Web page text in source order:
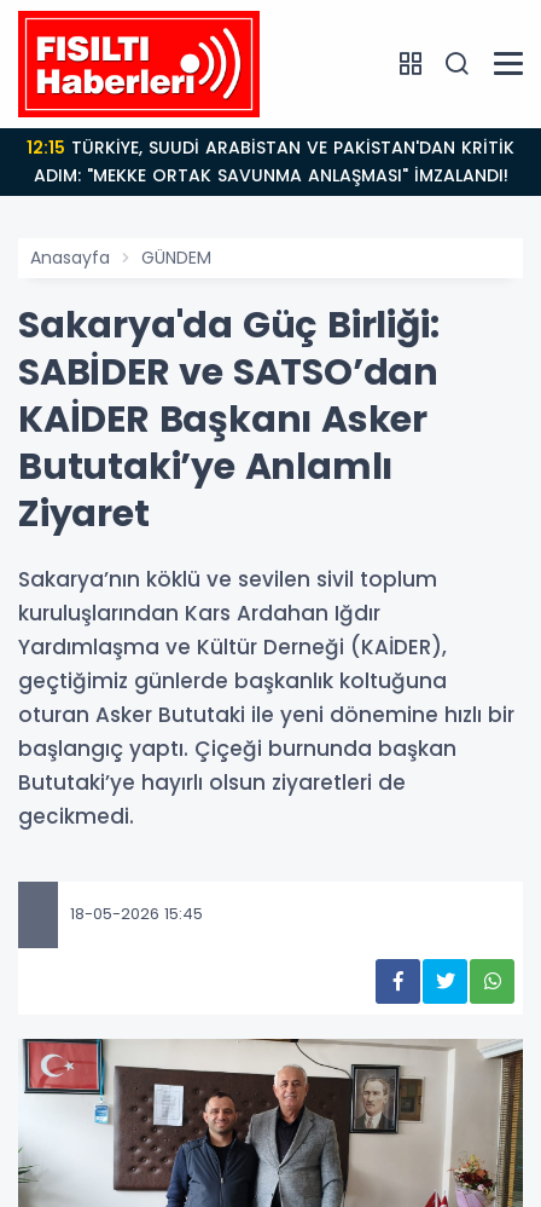
12:15
ADIM: "MEKKE ORTAK SAVUNMA ANLAŞMASI" İMZALANDI!
Anasayfa GÜNDEM
Sakarya'da Güç Birliği:
SABİDER ve SATSO’dan
KAİDER Başkanı Asker
Bututaki’ye Anlamlı
Ziyaret
Sakarya’nın köklü ve sevilen sivil toplum
kuruluşlarından Kars Ardahan Iğdır
Yardımlaşma ve Kültür Derneği (KAİDER),
geçtiğimiz günlerde başkanlık koltuğuna
oturan Asker Bututaki ile yeni dönemine hızlı bir
başlangıç yaptı. Çiçeği burnunda başkan
Bututaki’ye hayırlı olsun ziyaretleri de
gecikmedi.
18-05-2026 15:45